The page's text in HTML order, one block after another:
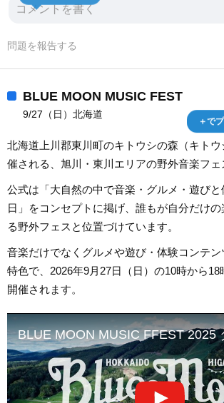
問題を報告する
＋で
BLUE MOON MUSIC FEST
9/27（日）北海道
北海道上川郡東川町のキトウシの森（キト
催される、旭川・東川エリアの野外音楽フェ
公式は「大自然の中で音楽・グルメ・遊び
日」をコンセプトに掲げ、誰もが自分だけの
る野外フェスと位置づけています。
音楽だけでなくグルメや遊び・体験コンテ
特色で、2026年9月27日（日）の10時から
開催されます。
BLUE MOON MUSIC FFEST 2025